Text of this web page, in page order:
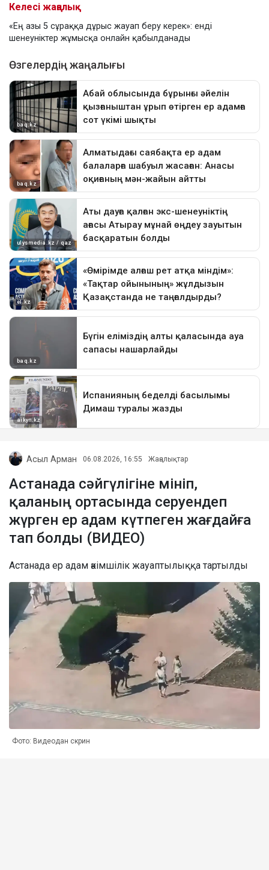
Келесі жаңалық
«Ең азы 5 сұраққа дұрыс жауап беру керек»: енді
шенеуніктер жұмысқа онлайн қабылданады
Асыл Арман 06.08.2026, 16:55 Жаңалықтар
Астанада сәйгүлігіне мініп,
қаланың ортасында серуендеп
жүрген ер адам күтпеген жағдайға
тап болды (ВИДЕО)
Астанада ер адам әкімшілік жауаптылыққа тартылды
Фото: Видеодан скрин